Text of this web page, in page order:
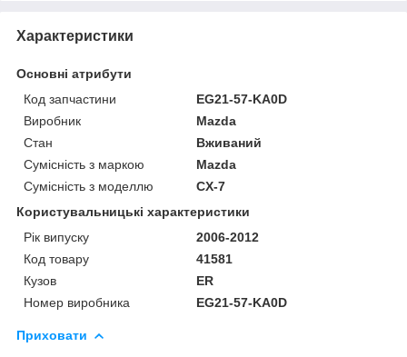
Характеристики
Основні атрибути
Код запчастини
EG21-57-KA0D
Виробник
Mazda
Стан
Вживаний
Сумісність з маркою
Mazda
Сумісність з моделлю
CX-7
Користувальницькі характеристики
Рік випуску
2006-2012
Код товару
41581
Кузов
ER
Номер виробника
EG21-57-KA0D
Приховати